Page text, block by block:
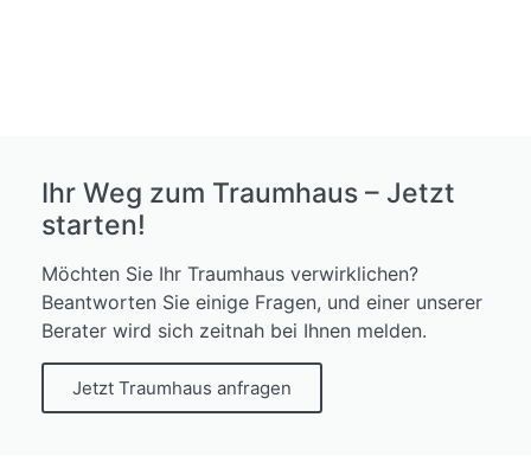
Ihr Weg zum Traumhaus – Jetzt
starten!
Möchten Sie Ihr Traumhaus verwirklichen?
Beantworten Sie einige Fragen, und einer unserer
Berater wird sich zeitnah bei Ihnen melden.
Jetzt Traumhaus anfragen